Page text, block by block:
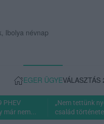
Ibolya névnap
EGER ÜGYEVÁLASZTÁS
PHEV
nem...
„Nem tettünk
család